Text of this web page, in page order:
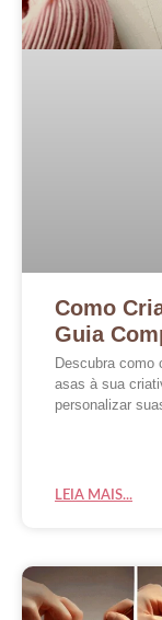
Como
Guia
Descubra como
asas à sua
personalizar
LEIA MAIS...